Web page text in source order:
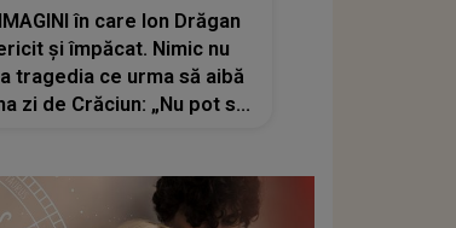
în care Ion Drăgan
și împăcat. Nimic nu
tragedia ce urma să aibă
zi de Crăciun: „Nu pot să
te ierte, Ioane!”